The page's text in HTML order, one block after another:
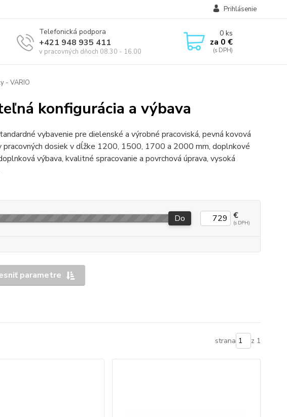
Prihlásenie
Telefonická podpora
+421 948 935 411
v pracovných dňoch 08.30 - 16.00
0ks
za 0 €
- VARIO
konfigurácia a výbava
vybavenie pre dielenské a výrobné pracoviská, pevná kovová
pracovných dosiek v dĺžke 1200, 1500, 1700 a 2000 mm, doplnkové
výbava, kvalitné spracovanie a povrchová úprava, vysoká
parametre
Do €
strana z 1